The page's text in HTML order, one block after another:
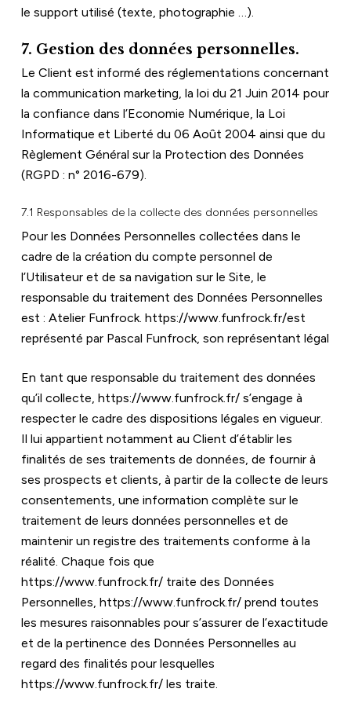
le support utilisé (texte, photographie …).
7. Gestion des données personnelles.
Le Client est informé des réglementations concernant
la communication marketing, la loi du 21 Juin 2014 pour
la confiance dans l’Economie Numérique, la Loi
Informatique et Liberté du 06 Août 2004 ainsi que du
Règlement Général sur la Protection des Données
(RGPD : n° 2016-679).
7.1 Responsables de la collecte des données personnelles
Pour les Données Personnelles collectées dans le
cadre de la création du compte personnel de
l’Utilisateur et de sa navigation sur le Site, le
responsable du traitement des Données Personnelles
est : Atelier Funfrock. https://www.funfrock.fr/est
représenté par Pascal Funfrock, son représentant légal
En tant que responsable du traitement des données
qu’il collecte, https://www.funfrock.fr/ s’engage à
respecter le cadre des dispositions légales en vigueur.
Il lui appartient notamment au Client d’établir les
finalités de ses traitements de données, de fournir à
ses prospects et clients, à partir de la collecte de leurs
consentements, une information complète sur le
traitement de leurs données personnelles et de
maintenir un registre des traitements conforme à la
https://www.funfrock.fr/ traite des Données
Personnelles, https://www.funfrock.fr/ prend toutes
les mesures raisonnables pour s’assurer de l’exactitude
et de la pertinence des Données Personnelles au
https://www.funfrock.fr/ les traite.